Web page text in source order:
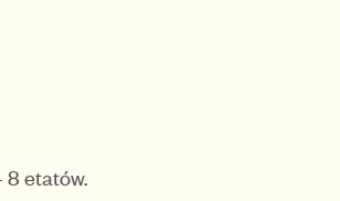
8 etatów.